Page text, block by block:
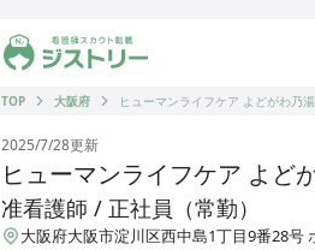
ジストリー 看護師の転職マッチング
TOP
大阪府 ヒューマンライフケア よどがわ乃
2025/7/28更新
ヒューマンライフケア よど
准看護師 / 正社員（常勤）
大阪府大阪市淀川区西中島1丁目9番28号